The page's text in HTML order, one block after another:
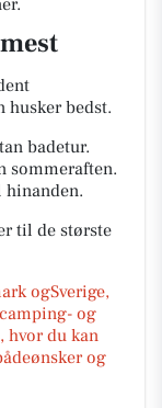
bedst.
badetur.
sommeraften.
hinanden.
til de største
ogSverige,
og
hvor du kan
og